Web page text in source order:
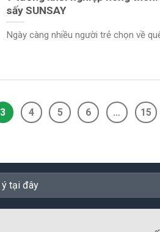
sấy SUNSAY
Ngày càng nhiều người trẻ chọn về
3 4 5 6 … 15